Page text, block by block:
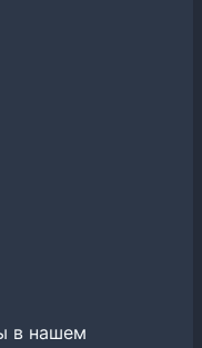
в нашем